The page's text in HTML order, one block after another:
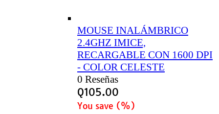
MOUSE INALÁMBRICO
2.4GHZ IMICE,
RECARGABLE CON 1600 DPI
- COLOR CELESTE
0 Reseñas
Q105.00
You save (%)